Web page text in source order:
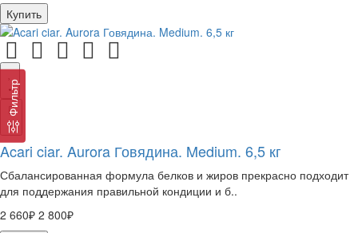
Фильтр
Купить
Acari ciar. Aurora Говядина. Medium. 6,5 кг
Сбалансированная формула белков и жиров прекрасно подходит
для поддержания правильной кондиции и б..
2 660₽ 2 800₽